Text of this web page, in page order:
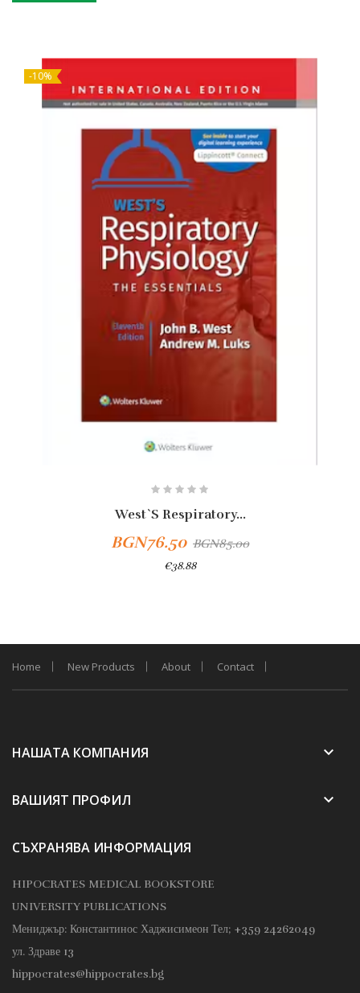
-10%
West`s Respiratory...
BGN76.50 BGN85.00
€38.88
Home New Products About Contact
НАШАТА КОМПАНИЯ keyboard_arrow_down
ВАШИЯТ ПРОФИЛ keyboard_arrow_down
СЪХРАНЯВА ИНФОРМАЦИЯ
HIPOCRATES MEDICAL BOOKSTORE
UNIVERSITY PUBLICATIONS
Мениджър: Константинос Хаджисимеон Тел; +359 24262049
ул. Здраве 13
hippocrates@hippocrates.bg